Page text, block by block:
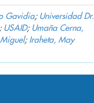
Gavidia; Universidad Dr.
USAID; Umaña Cerna,
; Iraheta, May